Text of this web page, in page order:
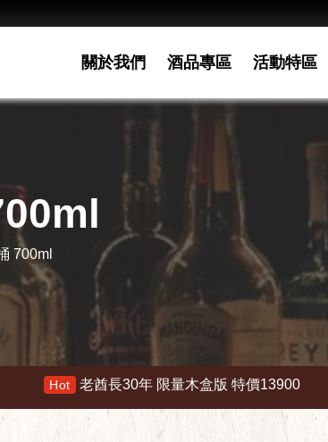
關於我們 酒品專區 活動特區
700ml
木盒版 特價13900 Hot 響 30年 特價 178000